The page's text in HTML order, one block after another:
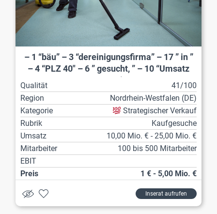
– 1 “bäu” – 3 “dereinigungsfirma” – 17 ” in ”
– 4 “PLZ 40″ – 6 ” gesucht, ” – 10 “Umsatz
Qualität
41/100
Region
Nordrhein-Westfalen (DE)
Kategorie
Strategischer Verkauf
Rubrik
Kaufgesuche
Umsatz
10,00 Mio. € - 25,00 Mio. €
Mitarbeiter
100 bis 500 Mitarbeiter
EBIT
Preis
1 € - 5,00 Mio. €
Inserat aufrufen